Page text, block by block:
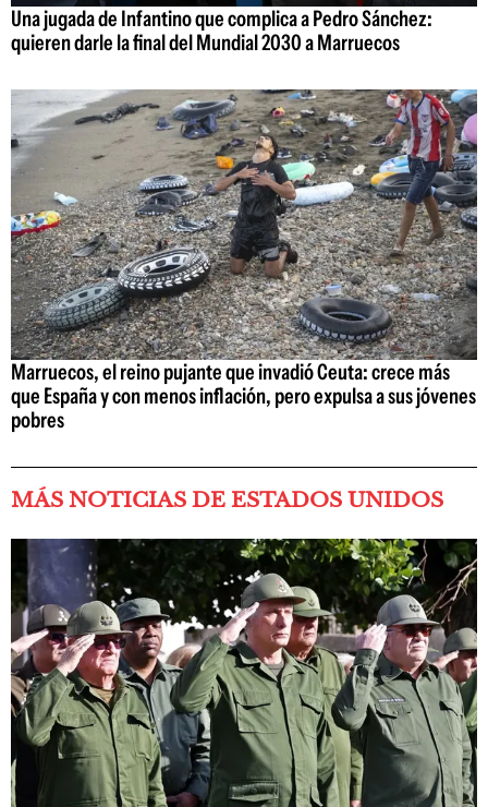
Una jugada de Infantino que complica a Pedro Sánchez:
quieren darle la final del Mundial 2030 a Marruecos
Marruecos, el reino pujante que invadió Ceuta: crece más
que España y con menos inflación, pero expulsa a sus jóvenes
pobres
MÁS NOTICIAS DE ESTADOS UNIDOS